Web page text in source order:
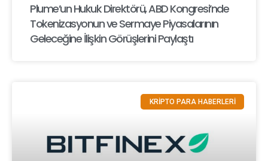
Plume’un Hukuk Direktörü, ABD Kongresi’nde
Tokenizasyonun ve Sermaye Piyasalarının
Geleceğine İlişkin Görüşlerini Paylaştı
KRİPTO PARA HABERLERİ